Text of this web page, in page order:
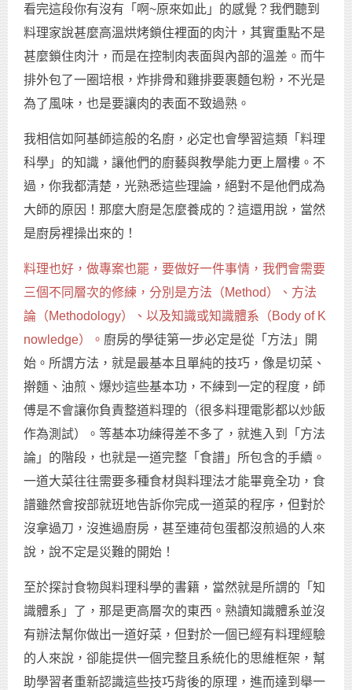
看完這段你有沒有「啊~原來如此」的感覺？我們聽到
料理家說甚麼高溫烘烤鎖住裡面的肉汁，其實重點不是
甚麼鎖住肉汁，而是在控制肉表面與內部的溫差。而牛
排外包了一圈培根，炸排骨和雞排要裹麵包粉，不光是
為了風味，也是要讓肉的表面不致過熟。
我相信如阿基師這般的名廚，必定也會學習這類「料理
科學」的知識，讓他們的廚藝與教學能力更上層樓。不
過，你我都清楚，光熟悉這些理論，絕對不是他們成為
大師的原因！那麼大廚是怎麼養成的？這還用說，當然
是廚房裡操出來的！
料理也好，做專案也罷，要做好一件事情，我們會需要
三個不同層次的修練，分別是方法（Method）、方法
論（Methodology）、以及知識或知識體系（Body of K
nowledge）。 廚房的學徒第一步必定是從「方法」開
始。所謂方法，就是最基本且單純的技巧，像是切菜、
擀麵、油煎、爆炒這些基本功，不練到一定的程度，師
傅是不會讓你負責整道料理的（很多料理電影都以炒飯
作為測試）。等基本功練得差不多了，就進入到「方法
論」的階段，也就是一道完整「食譜」所包含的手續。
一道大菜往往需要多種食材與料理法才能畢竟全功，食
譜雖然會按部就班地告訴你完成一道菜的程序，但對於
沒拿過刀，沒進過廚房，甚至連荷包蛋都沒煎過的人來
說，說不定是災難的開始！
至於探討食物與料理科學的書籍，當然就是所謂的「知
識體系」了，那是更高層次的東西。熟讀知識體系並沒
有辦法幫你做出一道好菜，但對於一個已經有料理經驗
的人來說，卻能提供一個完整且系統化的思維框架，幫
助學習者重新認識這些技巧背後的原理，進而達到舉一